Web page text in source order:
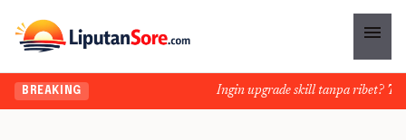
menu
BREAKING Ingin upgrade skill tanpa ribet?